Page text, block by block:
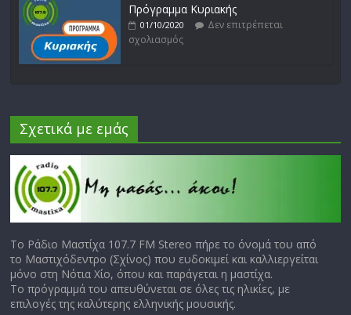
Πρόγραμμα Κυριακής
01/10/2020
Δεν επιτρέπεται
σχολιασμός
Σχετικά με εμάς
Το Ράδιο Μαστίχα 107.7 FM Stereo πήρε το όνομά του από
το Μαστιχόδεντρο (Σχίνος) που ευδοκιμεί και καλλιεργείται
μόνο στη Νότια Χίο, όπου και παράγεται η μαστίχα.
Το πρόγραμμά του απευθύνεται σε όλες τις ηλικίες, με
επιλογές της καλύτερης ελληνικής μουσικής.